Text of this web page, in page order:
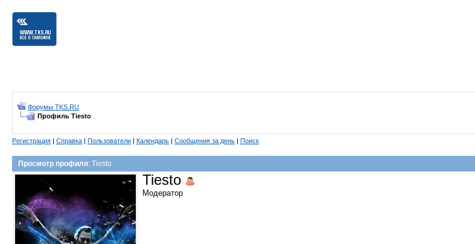
Форумы TKS.RU
Профиль Tiesto
Регистрация | Справка | Пользователи | Календарь | Сообщения за день | Поиск
Просмотр профиля: Tiesto
Tiesto
Модератор